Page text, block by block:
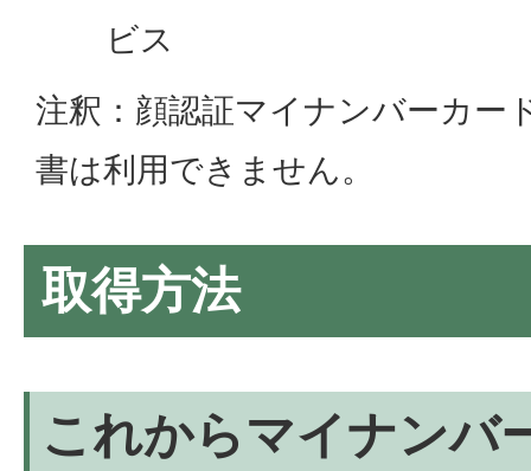
ビス
注釈：顔認証マイナンバーカー
書は利用できません。
取得方法
これからマイナンバ